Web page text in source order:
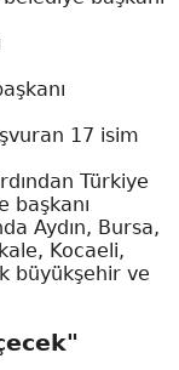
17 isim
Türkiye
başkanı
Aydın, Bursa,
Kocaeli,
büyükşehir ve